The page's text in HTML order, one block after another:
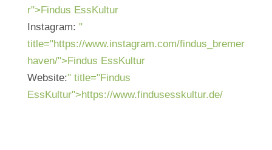
r">Findus EssKultur
Instagram: "
title="https://www.instagram.com/findus_bremer
haven/">Findus EssKultur
Website:" title="Findus
EssKultur">https://www.findusesskultur.de/